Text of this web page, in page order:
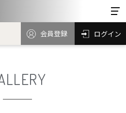
会員登録 ログイン